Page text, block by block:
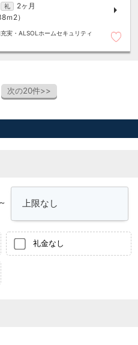
礼
2ヶ月
ｍ 2）
実・ALSOLホームセキュリティ
次の20件>>
～
礼金なし